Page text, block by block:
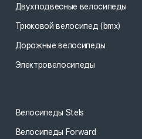
Двухподвесные велосипеды
Трюковой велосипед (bmx)
Дорожные велосипеды
Электровелосипеды
Велосипеды Stels
Велосипеды Forward